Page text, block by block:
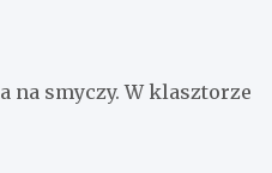
na smyczy. W klasztorze